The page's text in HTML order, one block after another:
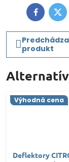
Facebook
produkt
Deflektory
Výhodná cena